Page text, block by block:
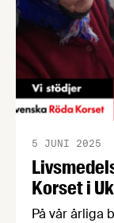
Korset i
5 JUNI 2025
På vår årliga